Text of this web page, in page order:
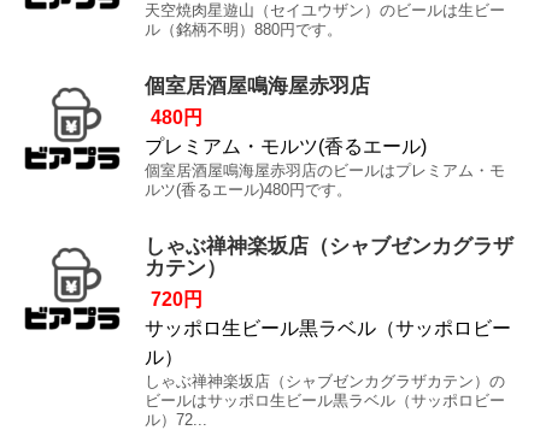
天空焼肉星遊山（セイユウザン）のビールは生ビー
ル（銘柄不明）880円です。
個室居酒屋鳴海屋赤羽店
480円
プレミアム・モルツ(香るエール)
個室居酒屋鳴海屋赤羽店のビールはプレミアム・モ
ルツ(香るエール)480円です。
しゃぶ禅神楽坂店（シャブゼンカグラザ
カテン）
720円
サッポロ生ビール黒ラベル（サッポロビー
ル）
しゃぶ禅神楽坂店（シャブゼンカグラザカテン）の
ビールはサッポロ生ビール黒ラベル（サッポロビー
ル）72...